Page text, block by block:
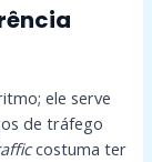
ele serve
de tráfego
costuma ter